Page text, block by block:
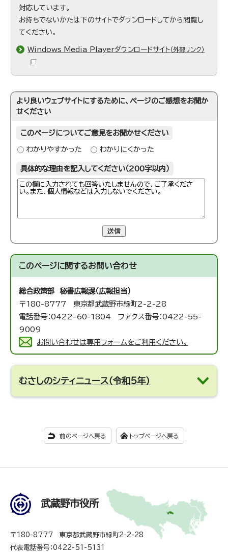
対応しています。
お持ちでないかたは下のサイトでダウンロードしてから閲覧し
てください。
Windows Media Playerダウンロードサイト（外部リンク）
より良いウェブサイトにするために、ページのご感想をお聞か
せください
このページについてご意見をお聞かせください
わかりやすかった わかりにくかった
具体的な理由を記入してください（200字以内）
送信
このページに関するお問い合わせ
総合政策部 秘書広報課（広報担当）
〒180-8777 東京都武蔵野市緑町2-2-28
電話番号：0422-60-1804 ファクス番号：0422-55-
9009
お問い合わせは専用フォームをご利用ください。
むさしのシティニュース（令和5年）
前のページへ戻る トップページへ戻る
武蔵野市役所
〒180-8777 東京都武蔵野市緑町2-2-28
代表電話番号：0422-51-5131